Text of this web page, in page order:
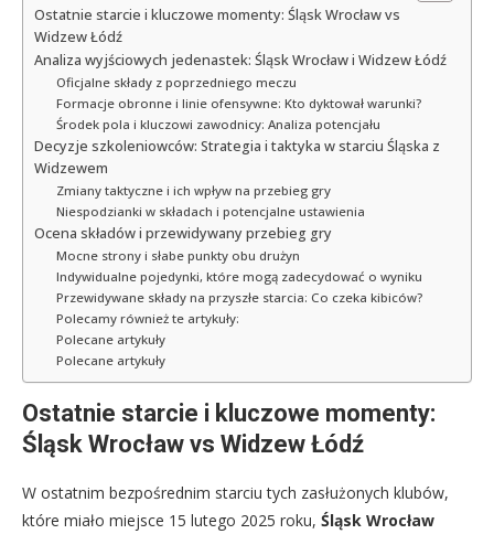
Ostatnie starcie i kluczowe momenty: Śląsk Wrocław vs
Widzew Łódź
Analiza wyjściowych jedenastek: Śląsk Wrocław i Widzew Łódź
Oficjalne składy z poprzedniego meczu
Formacje obronne i linie ofensywne: Kto dyktował warunki?
Środek pola i kluczowi zawodnicy: Analiza potencjału
Decyzje szkoleniowców: Strategia i taktyka w starciu Śląska z
Widzewem
Zmiany taktyczne i ich wpływ na przebieg gry
Niespodzianki w składach i potencjalne ustawienia
Ocena składów i przewidywany przebieg gry
Mocne strony i słabe punkty obu drużyn
Indywidualne pojedynki, które mogą zadecydować o wyniku
Przewidywane składy na przyszłe starcia: Co czeka kibiców?
Polecamy również te artykuły:
Polecane artykuły
Polecane artykuły
Ostatnie starcie i kluczowe momenty:
Śląsk Wrocław vs Widzew Łódź
W ostatnim bezpośrednim starciu tych zasłużonych klubów,
które miało miejsce 15 lutego 2025 roku, Śląsk Wrocław